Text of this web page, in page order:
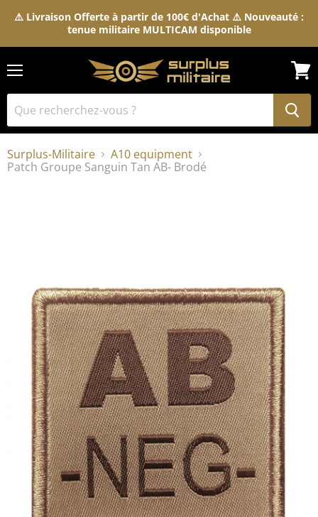
⚠️ Livraison Offerte à partir de 100€ d'Achat ⚠️ Nouveauté :
tenue militaire MULTICAM disponible
le
Surplus-Militaire
A10 equipment
Patch Groupe Sanguin Tan AB- Brodé